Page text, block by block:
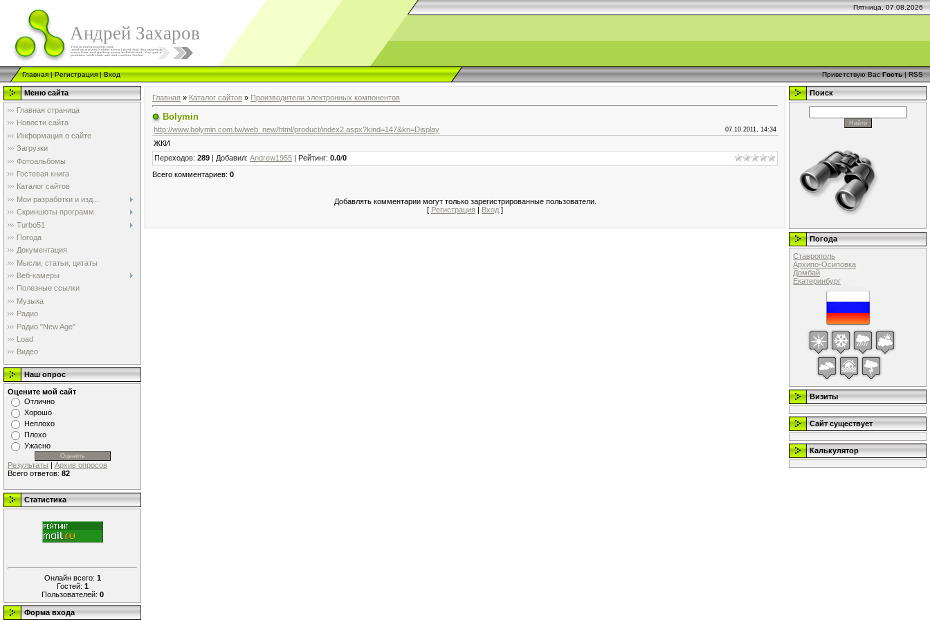
Пятница, 07.08.2026
Андрей Захаров
Главная|Регистрация|Вход Приветствую Вас Гость|RSS
Меню сайта
Главная страница
Новости сайта
Информация о сайте
Загрузки
Фотоальбомы
Гостевая книга
Каталог сайтов
Мои разработки и изд...
Скриншоты программ
Turbo51
Погода
Документация
Мысли, статьи, цитаты
Веб-камеры
Полезные ссылки
Музыка
Радио
Радио "New Age"
Load
Видео
Наш опрос
Оцените мой сайт
Отлично
Хорошо
Неплохо
Плохо
Ужасно
Результаты | Архив опросов
Всего ответов: 82
Статистика
Онлайн всего: 1
Гостей: 1
Пользователей: 0
Форма входа
Главная » Каталог сайтов » Производители электронных компонентов
Bolymin
http://www.bolymin.com.tw/web_new/html/product/index2.aspx?kind=147&kn=Display 07.10.2011, 14:34
ЖКИ
Переходов: 289 | Добавил: Andrew1955 | Рейтинг: 0.0/0
Всего комментариев: 0
Добавлять комментарии могут только зарегистрированные пользователи.
[ Регистрация | Вход ]
Поиск
Погода
Ставрополь
Архипо-Осиповка
Домбай
Екатеринбург
Визиты
Сайт существует
Калькулятор